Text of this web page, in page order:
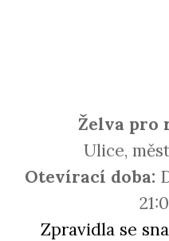
Želva pro
Ulice,
Otevírací doba:
Zpravidla se